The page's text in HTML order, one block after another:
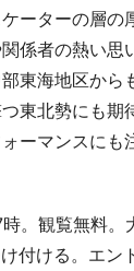
ーターの層の
係者の熱い思
東海地区から
東北勢にも期
ーマンスにも
。観覧無料。
付ける。エン